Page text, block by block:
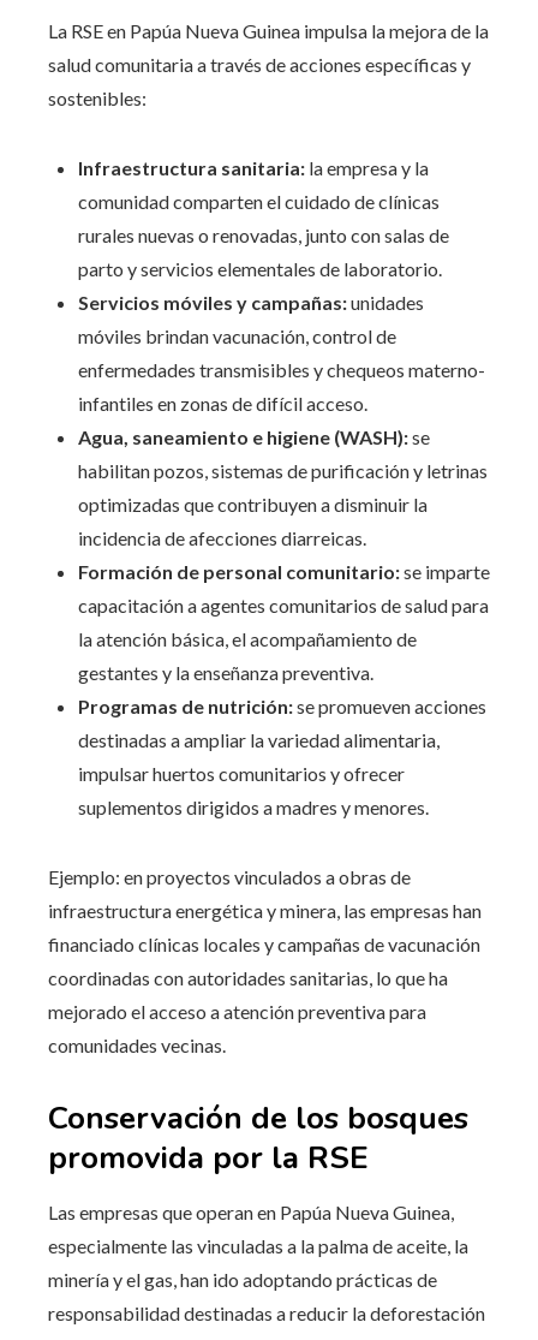
La RSE en Papúa Nueva Guinea impulsa la mejora de la
salud comunitaria a través de acciones específicas y
sostenibles:
Infraestructura sanitaria: la empresa y la
comunidad comparten el cuidado de clínicas
rurales nuevas o renovadas, junto con salas de
parto y servicios elementales de laboratorio.
Servicios móviles y campañas:unidades
móviles brindan vacunación, control de
enfermedades transmisibles y chequeos materno-
infantiles en zonas de difícil acceso.
Agua, saneamiento e higiene (WASH):se
habilitan pozos, sistemas de purificación y letrinas
optimizadas que contribuyen a disminuir la
incidencia de afecciones diarreicas.
Formación de personal comunitario:se imparte
capacitación a agentes comunitarios de salud para
la atención básica, el acompañamiento de
gestantes y la enseñanza preventiva.
Programas de nutrición:se promueven acciones
destinadas a ampliar la variedad alimentaria,
impulsar huertos comunitarios y ofrecer
suplementos dirigidos a madres y menores.
Ejemplo: en proyectos vinculados a obras de
infraestructura energética y minera, las empresas han
financiado clínicas locales y campañas de vacunación
coordinadas con autoridades sanitarias, lo que ha
mejorado el acceso a atención preventiva para
comunidades vecinas.
Conservación de los bosques
promovida por la RSE
Las empresas que operan en Papúa Nueva Guinea,
especialmente las vinculadas a la palma de aceite, la
minería y el gas, han ido adoptando prácticas de
responsabilidad destinadas a reducir la deforestación